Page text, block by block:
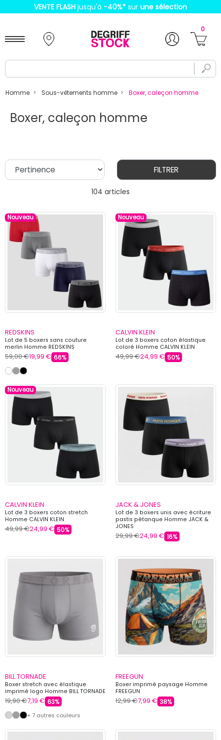
VENTE FLASH jusqu'à -40%* sur une sélection
0
Homme Sous-vêtements homme Boxer, caleçon homme
Boxer, caleçon homme
104 articles
FILTRER
Nouveau
REDSKINS
Lot de 5 boxers sans couture
merlin Homme REDSKINS
59,00 €19,99 € 66%
Nouveau
CALVIN KLEIN
Lot de 3 boxers coton élastique
coloré Homme CALVIN KLEIN
49,99 €24,99 € 50%
Nouveau
CALVIN KLEIN
Lot de 3 boxers coton stretch
Homme CALVIN KLEIN
49,99 €24,99 € 50%
JACK & JONES
Lot de 3 boxers unis avec écriture
pastis pétanque Homme JACK &
JONES
29,99 €24,99 € 16%
BILL TORNADE
Boxer stretch avec élastique
imprimé logo Homme BILL TORNADE
19,90 €7,19 € 63%
+ 7 autres couleurs
FREEGUN
Boxer imprimé paysage Homme
FREEGUN
12,99 €7,99 € 38%